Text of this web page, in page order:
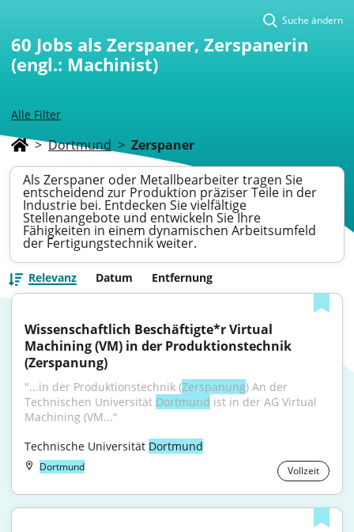
Alle Filter
Suche ändern
60 Jobs als Zerspaner, Zerspanerin
(engl.: Machinist)
> Dortmund > Zerspaner
Als Zerspaner oder Metallbearbeiter tragen Sie
entscheidend zur Produktion präziser Teile in der
Industrie bei. Entdecken Sie vielfältige
Stellenangebote und entwickeln Sie Ihre
Fähigkeiten in einem dynamischen Arbeitsumfeld
der Fertigungstechnik weiter.
Relevanz Datum Entfernung
Wissenschaftlich Beschäftigte*r Virtual
Machining (VM) in der Produktionstechnik
(Zerspanung)
"...in der Produktionstechnik (Zerspanung) An der
Technischen Universität Dortmund ist in der AG Virtual
Machining (VM..."
Technische Universität Dortmund
Dortmund Vollzeit